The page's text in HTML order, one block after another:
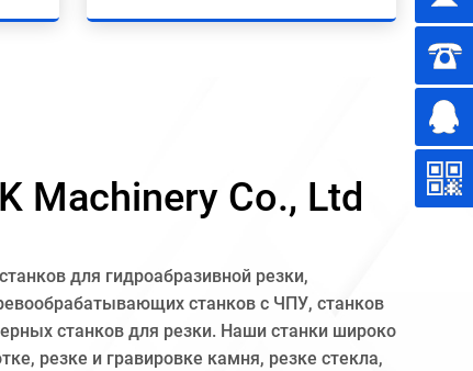
ПРОДАЖИ
Machinery Co., Ltd
для гидроабразивной резки,
станков с ЧПУ, станков
станков для резки. Наши станки широко
резке и гравировке камня, резке стекла,